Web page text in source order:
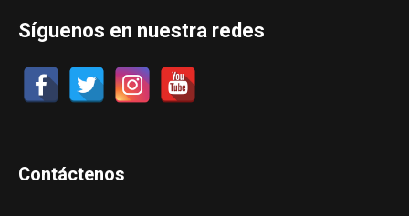
Síguenos en nuestra redes
Contáctenos